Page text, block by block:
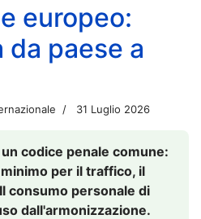
europeo:
da paese a
31 Luglio 2026
codice penale comune:
per il traffico, il
consumo personale di
dall'armonizzazione.